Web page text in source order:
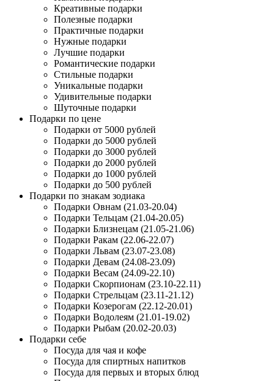
Креативные подарки
Полезные подарки
Практичные подарки
Нужные подарки
Лучшие подарки
Романтические подарки
Стильные подарки
Уникальные подарки
Удивительные подарки
Шуточные подарки
Подарки по цене
Подарки от 5000 рублей
Подарки до 5000 рублей
Подарки до 3000 рублей
Подарки до 2000 рублей
Подарки до 1000 рублей
Подарки до 500 рублей
Подарки по знакам зодиака
Подарки Овнам (21.03-20.04)
Подарки Тельцам (21.04-20.05)
Подарки Близнецам (21.05-21.06)
Подарки Ракам (22.06-22.07)
Подарки Львам (23.07-23.08)
Подарки Девам (24.08-23.09)
Подарки Весам (24.09-22.10)
Подарки Скорпионам (23.10-22.11)
Подарки Стрельцам (23.11-21.12)
Подарки Козерогам (22.12-20.01)
Подарки Водолеям (21.01-19.02)
Подарки Рыбам (20.02-20.03)
Подарки себе
Посуда для чая и кофе
Посуда для спиртных напитков
Посуда для первых и вторых блюд